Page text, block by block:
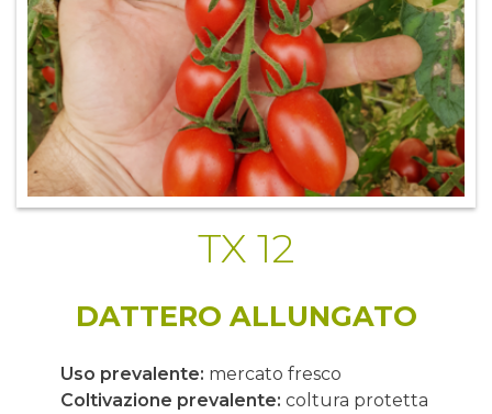
TX 12
DATTERO ALLUNGATO
Uso prevalente: mercato fresco
Coltivazione prevalente: coltura protetta